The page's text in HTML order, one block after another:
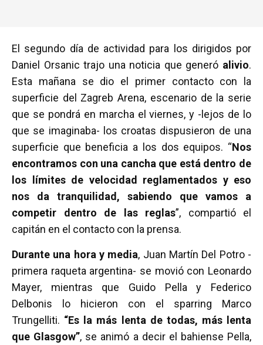
El segundo día de actividad para los dirigidos por
Daniel Orsanic trajo una noticia que generó alivio.
Esta mañana se dio el primer contacto con la
superficie del Zagreb Arena, escenario de la serie
que se pondrá en marcha el viernes, y -lejos de lo
que se imaginaba- los croatas dispusieron de una
superficie que beneficia a los dos equipos. “Nos
encontramos con una cancha que está dentro de
los límites de velocidad reglamentados y eso
nos da tranquilidad, sabiendo que vamos a
competir dentro de las reglas”, compartió el
capitán en el contacto con la prensa.
Durante una hora y media, Juan Martín Del Potro -
primera raqueta argentina- se movió con Leonardo
Mayer, mientras que Guido Pella y Federico
Delbonis lo hicieron con el sparring Marco
Trungelliti. “Es la más lenta de todas, más lenta
que Glasgow”, se animó a decir el bahiense Pella,